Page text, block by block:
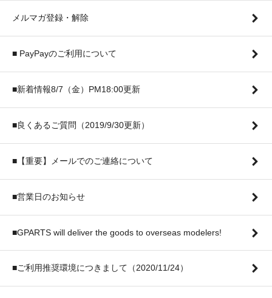
メルマガ登録・解除
■ PayPayのご利用について
■新着情報8/7（金）PM18:00更新
■良くあるご質問（2019/9/30更新）
■【重要】メールでのご連絡について
■営業日のお知らせ
■GPARTS will deliver the goods to overseas modelers!
■ご利用推奨環境につきまして（2020/11/24）